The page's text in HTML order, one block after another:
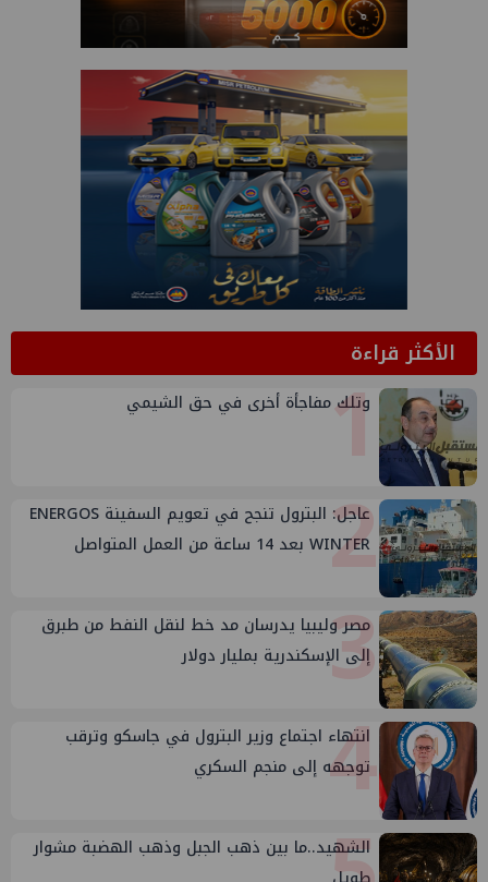
الأكثر قراءة1
وتلك مفاجأة أخرى في حق الشيمي
2
عاجل: البترول تنجح في تعويم السفينة ENERGOS
WINTER بعد 14 ساعة من العمل المتواصل
3
مصر وليبيا يدرسان مد خط لنقل النفط من طبرق
إلى الإسكندرية بمليار دولار
4
انتهاء اجتماع وزير البترول في جاسكو وترقب
توجهه إلى منجم السكري
الشهيد..ما بين ذهب الجبل وذهب الهضبة مشوار